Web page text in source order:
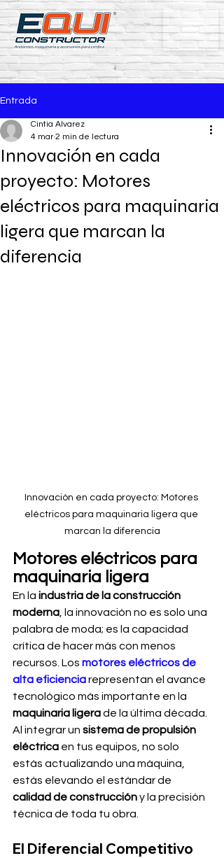
Entrada
Innovación en cada
proyecto: Motores
eléctricos para maquinaria
ligera que marcan la
diferencia
Cintia Alvarez
4 mar 2 min de lectura
Innovación en cada proyecto: Motores
eléctricos para maquinaria ligera que
marcan la diferencia
Motores eléctricos para
maquinaria ligera
En la industria de la construcción
moderna , la innovación no es solo una
palabra de moda; es la capacidad
crítica de hacer más con menos
recursos. Los motores eléctricos de
alta eficiencia representan el avance
tecnológico más importante en la
maquinaria ligera de la última década.
Al integrar un sistema de propulsión
eléctrica en tus equipos, no solo
estás actualizando una máquina,
estás elevando el estándar de
calidad de construcción y la precisión
técnica de toda tu obra.
El Diferencial Competitivo